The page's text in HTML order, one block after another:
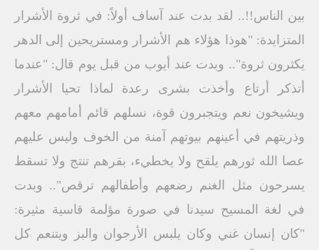
بين الناس!!.. لقد بدت عند آساف أولاً: في ثروة الأشرار
المتزايدة: "هوذا هؤلاء هم الأشرار ومستريحين إلى الدهر
يكثرون ثروة".. وبدت عند أيوب من قبل يوم قال: "عندما
أتذكر أرتاع وأخذت بشرى رعدة لماذا تحيا الأشرار
ويشيخون نعم ويتجبرون قوة، نسلهم قائم أمامهم معهم
وذريتهم في أعينهم بيوتهم آمنة من الخوف وليس عليهم
عصا الله ثورهم يلقح ولا يخطيء، بقرهم تنتج ولا تسقط
يسرحون مثل الغنم رضعهم وأطفالهم ترقص".. وبدت
في لغة المسيح سيدنا في صورة مؤلمة قاسية مثيرة:
"كان إنسان غني وكان يلبس الأرجوان والبز ويتنعم كل